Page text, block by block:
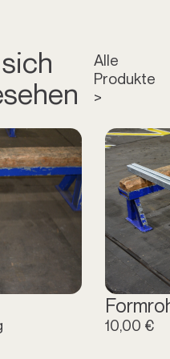
Alle
Produkte
>
10,00 €